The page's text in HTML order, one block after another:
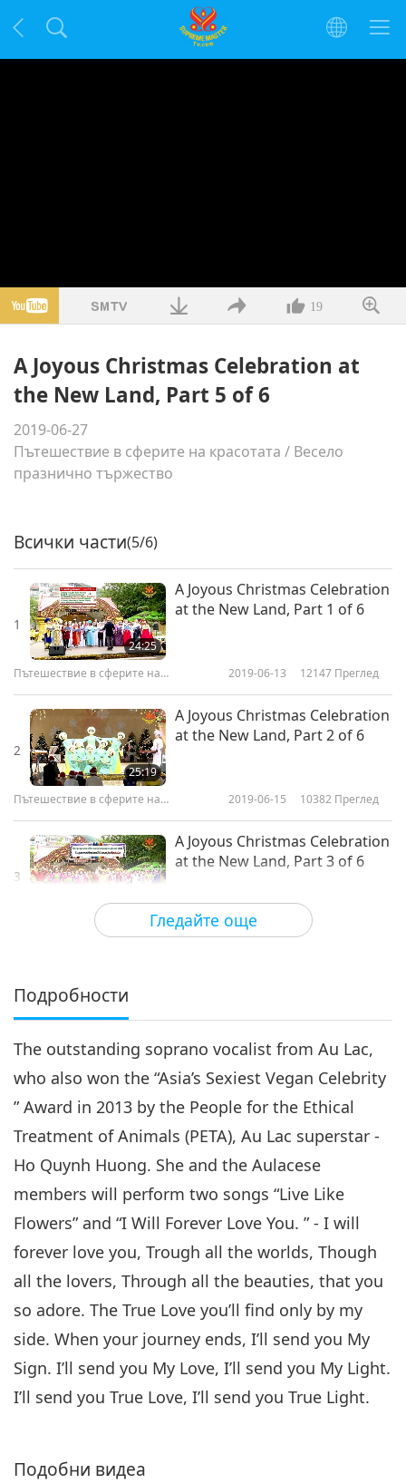
19
A Joyous Christmas Celebration at
the New Land, Part 5 of 6
2019-06-27
Пътешествие в сферите на красотата / Весело
празнично тържество
Гледайте още
Всички части(5/6)
1
24:25
A Joyous Christmas Celebration
at the New Land, Part 1 of 6
Пътешествие в сферите на
2019-06-13 12147 Преглед
2
25:19
A Joyous Christmas Celebration
at the New Land, Part 2 of 6
Пътешествие в сферите на
2019-06-15 10382 Преглед
3
A Joyous Christmas Celebration
at the New Land, Part 3 of 6
Пътешествие в сферите на красотата 2019-06-20 9322
4
23:07
Пътешествие в сферите на
2019-06-22 11183Преглед
A Joyous Christmas
Celebration at the New Land,
Part 5 of 6
Пътешествие в сферите на
красотата
6
27:02
A Joyous Christmas Celebration
Пътешествие в сферите на
красотата
2019-06-29 10249
Подробности
The outstanding soprano vocalist from Au Lac,
who also won the “Asia’s Sexiest Vegan Celebrity
” Award in 2013 by the People for the Ethical
Treatment of Animals (PETA), Au Lac superstar -
Ho Quynh Huong. She and the Aulacese
members will perform two songs “Live Like
Flowers” and “I Will Forever Love You. ” - I will
forever love you, Trough all the worlds, Though
all the lovers, Through all the beauties, that you
so adore. The True Love you’ll find only by my
side. When your journey ends, I’ll send you My
Sign. I’ll send you My Love, I’ll send you My Light.
I’ll send you True Love, I’ll send you True Light.
Подобни видеа